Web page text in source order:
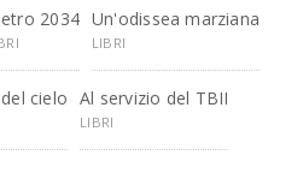
2034 Un'odissea marziana
LIBRI
cielo Al servizio del TBII
LIBRI